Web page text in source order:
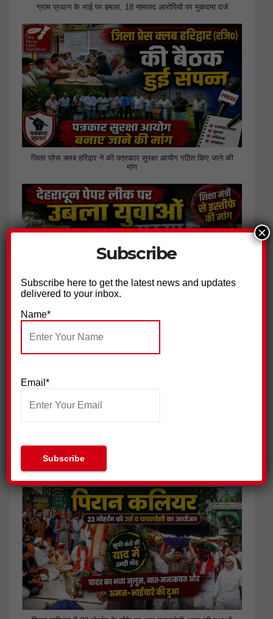
ग्राम प्रधान के भाई पर हमला, 18 नामजद आरोपियों पर मुकदमा दर्ज
जिला प्रेस क्लब हरिद्वार ने की पत्रकार सुरक्षा आयोग गठित किए जाने की
मांग
सुराज सेवा दल ने निकाली युवा न्याय यात्रा,किया प्रदर्शन
बिजली विभाग के खिलाफ सुराज सेवादल का हल्ला बोल
Subscribe
Subscribe here to get the latest news and updates
delivered to your inbox.
Name*
Email*
×